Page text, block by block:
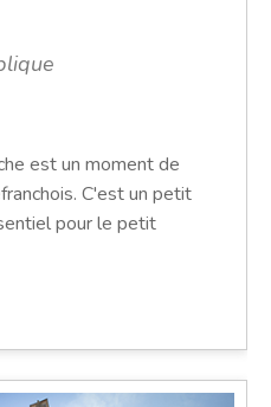
est un moment de
C'est un petit
pour le petit